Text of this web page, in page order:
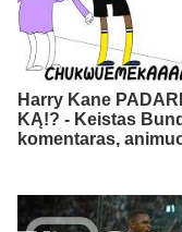
Harry Kane
KĄ!? - Keistas
komentaras,